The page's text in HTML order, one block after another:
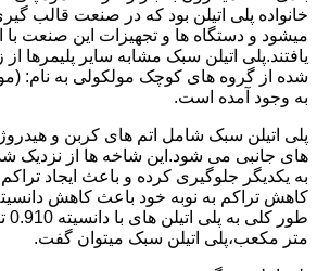
خانواده پلی اتیلن بود که در صنعت قالب
میشود و دستگاه ها و تجهیزات این صنعت
یافتند.پلی اتیلن سبک مشابه سایر پلیمرها
شده از گروه های کوچک مولکولی به نام:
به وجود آمده است.
پلی اتیلن سبک شامل اتم های کربن و
های جانبی می شود.این شاخه ها از نزدیک
به یکدیگر جلوگیری کرده و باعث ایجاد
کاهش تراکم به نوبه خود باعث کاهش
متر مکعب،پلی اتیلن سبک میتوان گفت.